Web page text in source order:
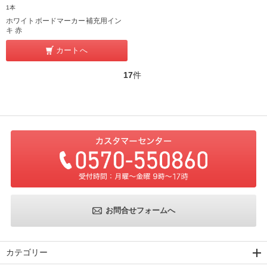
1本
ホワイトボードマーカー補充用イン
キ 赤
カートへ
17件
お問合せフォームへ
カテゴリー